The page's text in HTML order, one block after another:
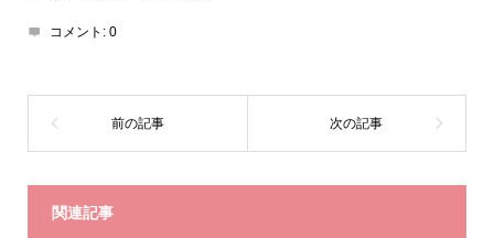
コメント: 0
関連記事